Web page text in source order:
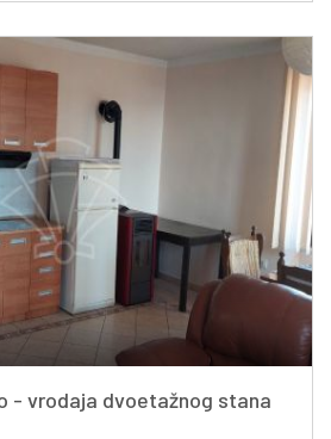
- vrodaja dvoetažnog stana